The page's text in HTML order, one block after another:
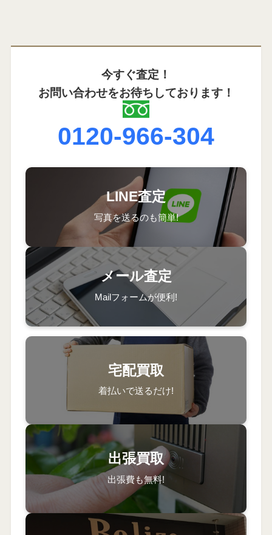
今すぐ査定！
お問い合わせをお待ちしております！
0120-966-304
LINE査定
写真を送るのも簡単!
メール査定
Mailフォームが便利!
宅配買取
着払いで送るだけ!
出張買取
出張費も無料!